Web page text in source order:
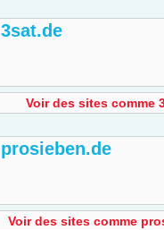
3sat.de
Voir des sites comme
prosieben.de
Voir des sites comme